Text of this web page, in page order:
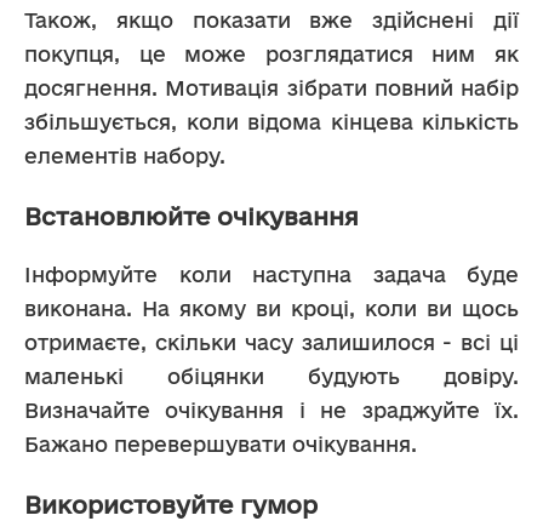
Також, якщо показати вже здійснені дії
покупця, це може розглядатися ним як
досягнення. Мотивація зібрати повний набір
збільшується, коли відома кінцева кількість
елементів набору.
Встановлюйте очікування
Інформуйте коли наступна задача буде
виконана. На якому ви кроці, коли ви щось
отримаєте, скільки часу залишилося - всі ці
маленькі обіцянки будують довіру.
Визначайте очікування і не зраджуйте їх.
Бажано перевершувати очікування.
Використовуйте гумор